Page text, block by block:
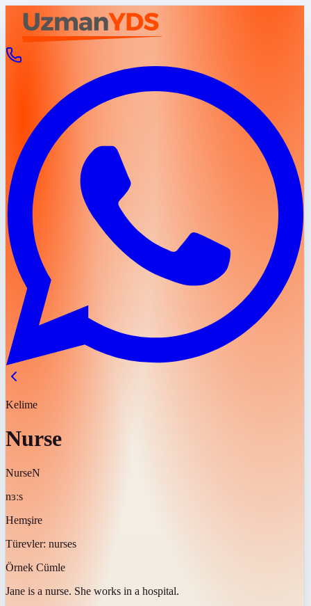
Kelime
Nurse
NurseN
nɜːs
Hemşire
Türevler: nurses
Örnek Cümle
Jane is a nurse. She works in a hospital.